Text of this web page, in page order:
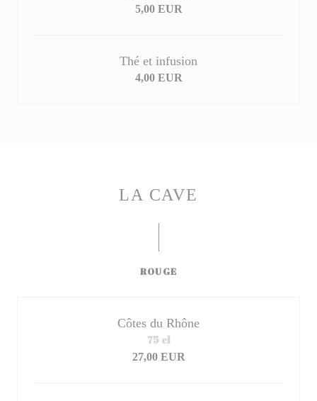
5,00 EUR
Thé et infusion
4,00 EUR
LA CAVE
ROUGE
Côtes du Rhône
27,00 EUR
75 cl